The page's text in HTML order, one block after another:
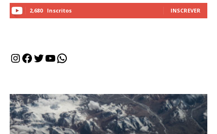
2,680 Inscritos INSCREVER
Instagram
Facebook
Twitter
Youtube
WhatsApp